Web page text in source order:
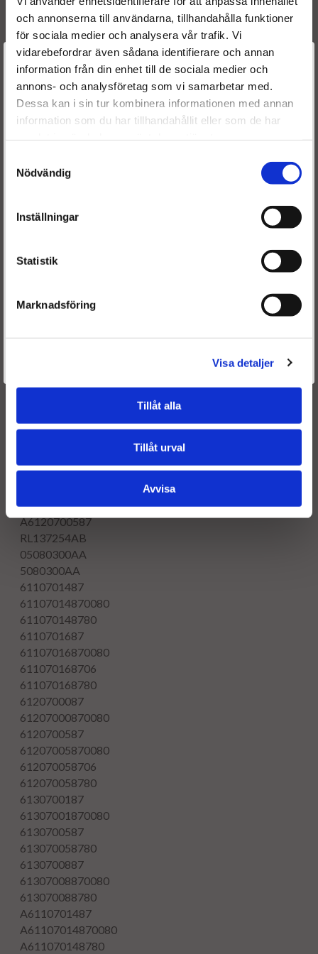
och annonserna till användarna, tillhandahålla funktioner
för sociala medier och analysera vår trafik. Vi
vidarebefordrar även sådana identifierare och annan
information från din enhet till de sociala medier och
annons- och analysföretag som vi samarbetar med.
Dessa kan i sin tur kombinera informationen med annan
information som du har tillhandahållit eller som de har
Nödvändig
Inställningar
Statistik
Marknadsföring
Visa detaljer
Tillåt alla
Tillåt urval
Avvisa
6120700087
A61207000870080
0445110097
0445110189
0445110190
0445110098
0 986 435 055
0 986 435 047
0 986 435 040
0 986 435 065
0445110190
0445110107
0986435048
0986435040
OE numbers
5137254AB
A6120700587
RL137254AB
05080300AA
5080300AA
6110701487
61107014870080
611070148780
6110701687
61107016870080
611070168706
611070168780
6120700087
61207000870080
6120700587
61207005870080
612070058706
612070058780
6130700187
61307001870080
6130700587
613070058780
6130700887
61307008870080
613070088780
A6110701487
A61107014870080
A611070148780
Välkommen till
Dieselspecialisten.se
För att förbättra din upplevelse på vår hemsida ber vi dig
välja vilken kategori du tillhör
Välkommen tillbaka! Klicka här för att komma till dina sidor.
Givetvis går det även bra att handla utan att logga in.